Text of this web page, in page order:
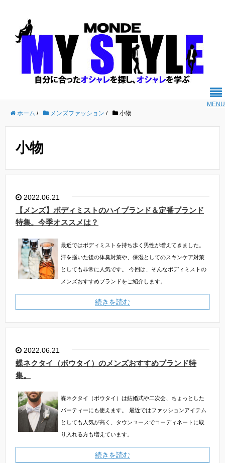
MENU
ホーム / メンズファッション / 小物
小物
2022.06.21
【メンズ】ボディミストのハイブランド＆定番ブランド
特集。今季オススメは？
最近ではボディミストを持ち歩く男性が増えてきました。
汗を掻いた後の体臭対策や、保湿としてのスキンケア対策
としても非常に人気です。
今回は、そんなボディミストの
メンズおすすめブランドをご紹介します。
続きを読む
2022.06.21
蝶ネクタイ（ボウタイ）のメンズおすすめブランド特
集。
蝶ネクタイ（ボウタイ）は結婚式や二次会、ちょっとした
パーティーにも使えます。
最近ではファッションアイテム
としても人気が高く、タウンユースでコーディネートに取
り入れる方も増えています。
続きを読む